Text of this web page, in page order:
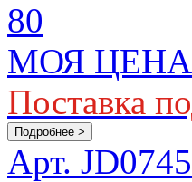
80
МОЯ ЦЕНА
Поставка
Подробнее >
Арт.